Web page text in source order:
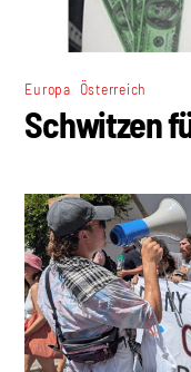
Europa Österreich
Schwitzen